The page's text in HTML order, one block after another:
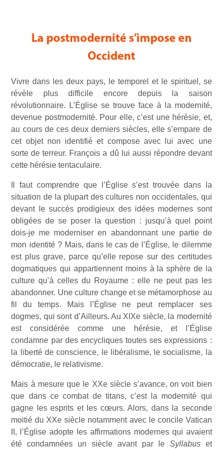
La postmodernité s’impose en
Occident
Vivre dans les deux pays, le temporel et le spirituel, se
révèle plus difficile encore depuis la saison
révolutionnaire. L’Église se trouve face à la modernité,
devenue postmodernité. Pour elle, c’est une hérésie, et,
au cours de ces deux derniers siècles, elle s’empare de
cet objet non identifié et compose avec lui avec une
sorte de terreur. François a dû lui aussi répondre devant
cette hérésie tentaculaire.
Il faut comprendre que l’Église s’est trouvée dans la
situation de la plupart des cultures non occidentales, qui
devant le succès prodigieux des idées modernes sont
obligées de se poser la question : jusqu’à quel point
dois-je me moderniser en abandonnant une partie de
mon identité ? Mais, dans le cas de l’Église, le dilemme
est plus grave, parce qu’elle repose sur des certitudes
dogmatiques qui appartiennent moins à la sphère de la
culture qu’à celles du Royaume : elle ne peut pas les
abandonner. Une culture change et se métamorphose au
fil du temps. Mais l’Église ne peut remplacer ses
dogmes, qui sont d’Ailleurs. Au XIXe siècle, la modernité
est considérée comme une hérésie, et l’Église
condamne par des encycliques toutes ses expressions :
la liberté de conscience, le libéralisme, le socialisme, la
démocratie, le relativisme.
Mais à mesure que le XXe siècle s’avance, on voit bien
que dans ce combat de titans, c’est la modernité qui
gagne les esprits et les cœurs. Alors, dans la seconde
moitié du XXe siècle notamment avec le concile Vatican
II, l’Église adopte les affirmations modernes qui avaient
été condamnées un siècle avant par le Syllabuset